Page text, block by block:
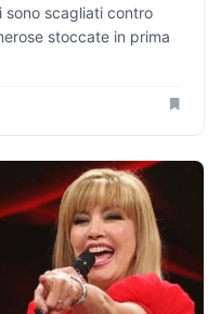
sono scagliati contro
stoccate in prima